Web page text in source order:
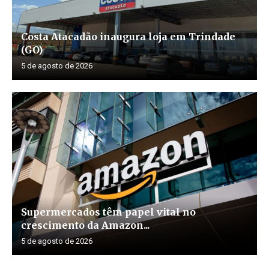
Costa Atacadão inaugura loja em Trindade
(GO)
5 de agosto de 2026
Supermercados têm papel vital no
crescimento da Amazon...
5 de agosto de 2026